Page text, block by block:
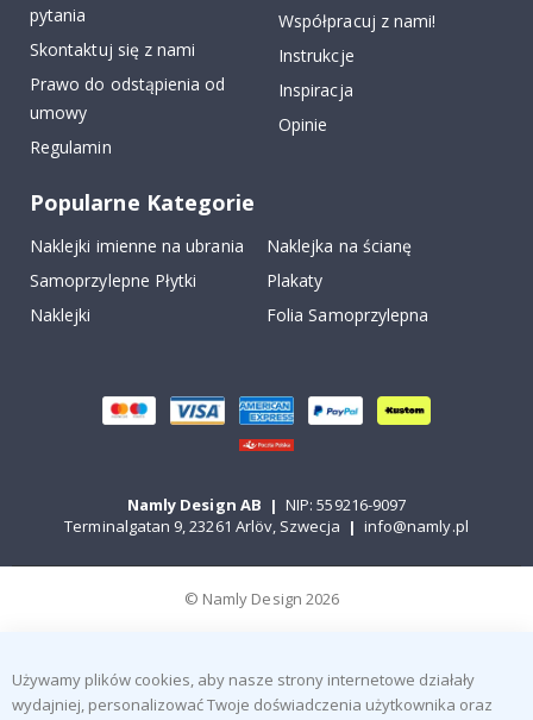
pytania
Skontaktuj się z nami
Prawo do odstąpienia od
umowy
Regulamin
Współpracuj z nami!
Instrukcje
Inspiracja
Opinie
Popularne Kategorie
Naklejki imienne na ubrania
Naklejka na ścianę
Samoprzylepne Płytki
Plakaty
Naklejki
Folia Samoprzylepna
Namly Design AB | NIP: 559216-9097
Terminalgatan 9, 23261 Arlöv, Szwecja | info@namly.pl
© Namly Design 2026
Używamy plików cookies, aby nasze strony internetowe działały
wydajniej, personalizować Twoje doświadczenia użytkownika oraz